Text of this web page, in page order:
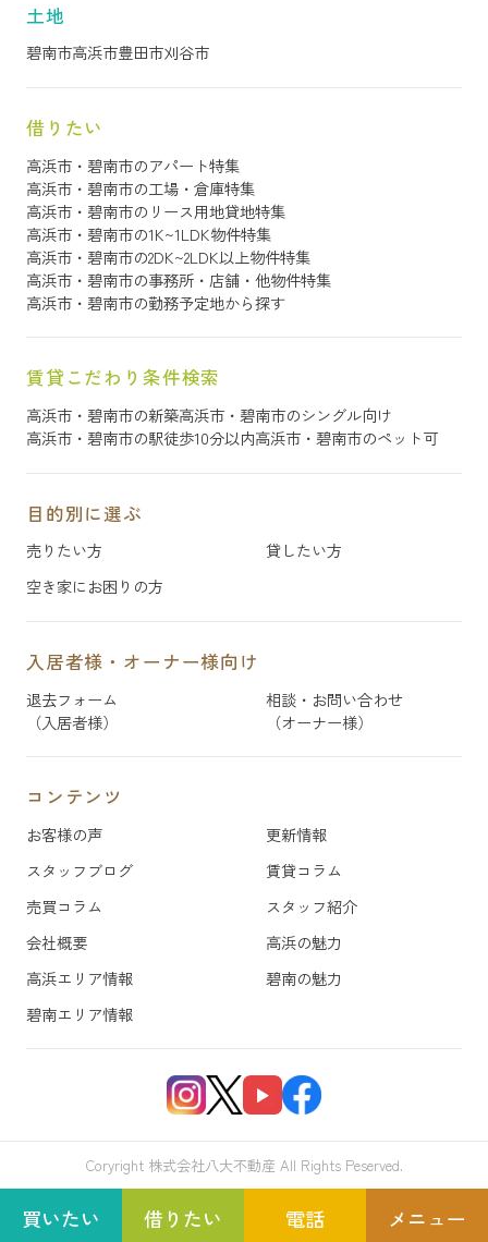
土地
碧南市高浜市豊田市刈谷市
借りたい
高浜市・碧南市のアパート特集
高浜市・碧南市の工場・倉庫特集
高浜市・碧南市のリース用地貸地特集
高浜市・碧南市の1K~1LDK物件特集
高浜市・碧南市の2DK~2LDK以上物件特集
高浜市・碧南市の事務所・店舗・他物件特集
高浜市・碧南市の勤務予定地から探す
賃貸こだわり条件検索
高浜市・碧南市の新築高浜市・碧南市のシングル向け
高浜市・碧南市の駅徒歩10分以内高浜市・碧南市のペット可
目的別に選ぶ
売りたい方
貸したい方
空き家にお困りの方
入居者様・オーナー様向け
退去フォーム
（入居者様）
相談・お問い合わせ
（オーナー様）
コンテンツ
お客様の声
更新情報
スタッフブログ
賃貸コラム
売買コラム
スタッフ紹介
会社概要
高浜の魅力
高浜エリア情報
碧南の魅力
碧南エリア情報
Coryright 株式会社八大不動産 All Rights Peserved.
買いたい 借りたい 電話 メニュー